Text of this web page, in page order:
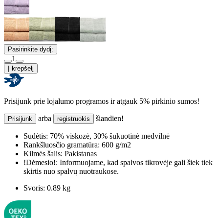
Pasirinkite dydį:
1
Į krepšelį
Prisijunk prie lojalumo programos ir atgauk 5% pirkinio sumos!
Prisijunk arba registruokis šiandien!
Sudėtis: 70% viskozė, 30% šukuotinė medvilnė
Rankšluosčio gramatūra: 600 g/m2
Kilmės šalis: Pakistanas
!Dėmesio!: Informuojame, kad spalvos tikrovėje gali šiek tiek
skirtis nuo spalvų nuotraukose.
Svoris: 0.89 kg